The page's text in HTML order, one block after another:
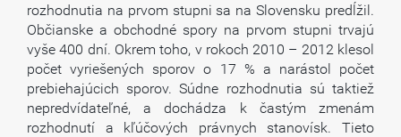
rozhodnutia na prvom stupni sa na Slovensku predĺžil.
Občianske a obchodné spory na prvom stupni trvajú
vyše 400 dní. Okrem toho, v rokoch 2010 – 2012 klesol
počet vyriešených sporov o 17 % a narástol počet
prebiehajúcich sporov. Súdne rozhodnutia sú taktiež
nepredvídateľné, a dochádza k častým zmenám
rozhodnutí a kľúčových právnych stanovísk. Tieto